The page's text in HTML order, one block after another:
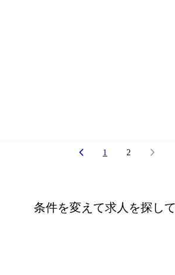
ロジェクトを通じて様々な業界のドメイン
指します。
1 2
条件を変えて求人を探し